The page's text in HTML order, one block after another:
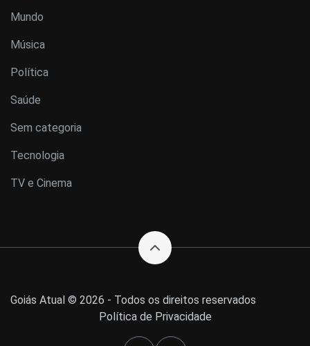
Mundo
Música
Política
Saúde
Sem categoria
Tecnologia
TV e Cinema
Goiás Atual © 2026 - Todos os direitos reservados
Política de Privacidade